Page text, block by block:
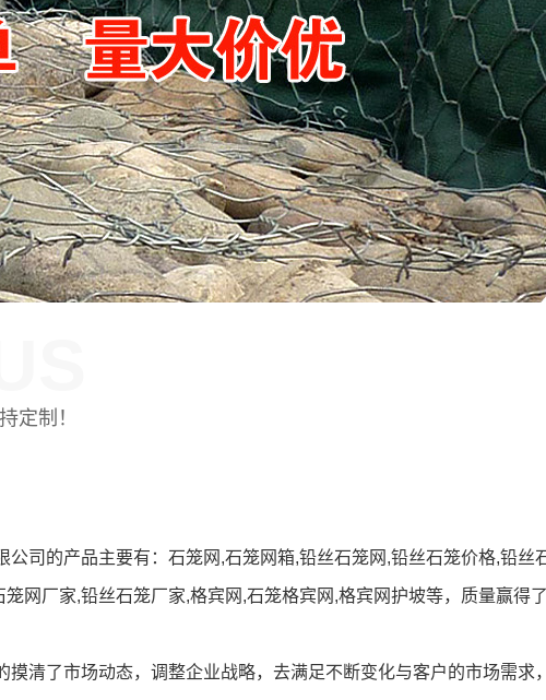
定制！
公司的产品主要有：石笼网,石笼网箱,铅丝石笼网,铅丝石笼价格,铅丝
笼网厂家,铅丝石笼厂家,格宾网,石笼格宾网,格宾网护坡等，质量赢得
摸清了市场动态，调整企业战略，去满足不断变化与客户的市场需求